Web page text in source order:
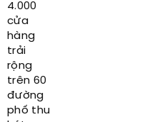
4.000
cửa
hàng
trải
rộng
trên 60
đường
phố thu